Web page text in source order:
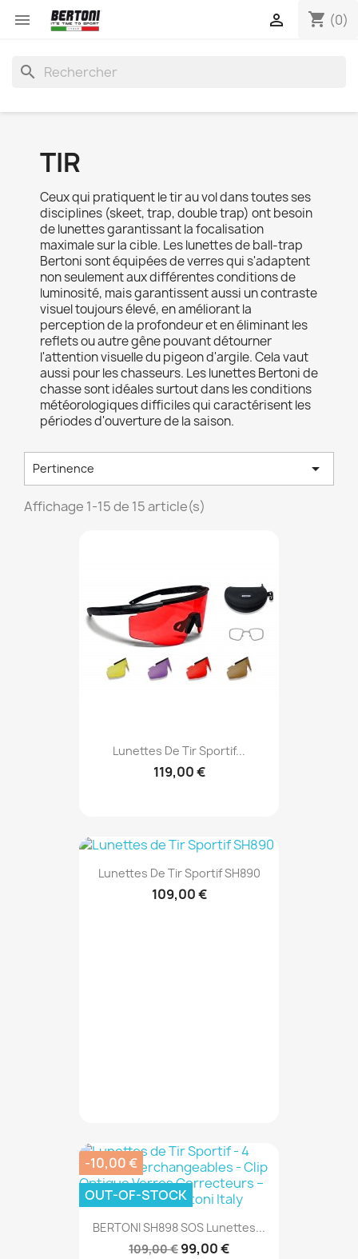
 shopping_cart (0)

search
TIR
Ceux qui pratiquent le tir au vol dans toutes ses
disciplines (skeet, trap, double trap) ont besoin
de lunettes garantissant la focalisation
maximale sur la cible. Les lunettes de ball-trap
Bertoni sont équipées de verres qui s'adaptent
non seulement aux différentes conditions de
luminosité, mais garantissent aussi un contraste
visuel toujours élevé, en améliorant la
perception de la profondeur et en éliminant les
reflets ou autre gêne pouvant détourner
l'attention visuelle du pigeon d'argile. Cela vaut
aussi pour les chasseurs. Les lunettes Bertoni de
chasse sont idéales surtout dans les conditions
météorologiques difficiles qui caractérisent les
périodes d'ouverture de la saison.
Pertinence 
Affichage 1-15 de 15 article(s)
Lunettes De Tir Sportif...
119,00 €
Lunettes De Tir Sportif SH890
109,00 €
BERTONI SH898 SOS Lunettes...
109,00 € 99,00 €
-10,00 €
OUT-OF-STOCK